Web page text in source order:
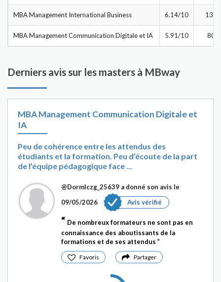
MBA Management International Business 6.14/10 133
MBA Management Communication Digitale et IA 5.91/10 80
Derniers avis sur les masters à MBway
MBA Management Communication Digitale et
IA
Peu de cohérence entre les attendus des
étudiants et la formation. Peu d’écoute de la part
de l’équipe pédagogique face ...
@Dormlczg_25639 a donné son avis le
09/05/2026
Avis vérifié
De nombreux formateurs ne sont pas en
connaissance des aboutissants de la
formations et de ses attendus
Favoris Partager